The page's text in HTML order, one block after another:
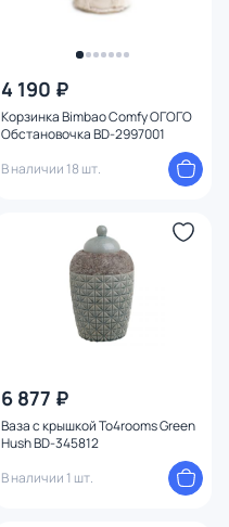
4 190 ₽
Корзинка Bimbao Comfy ОГОГО
Обстановочка BD-2997001
В наличии 18 шт.
6 877 ₽
Ваза с крышкой To4rooms Green
Hush BD-345812
В наличии 1 шт.